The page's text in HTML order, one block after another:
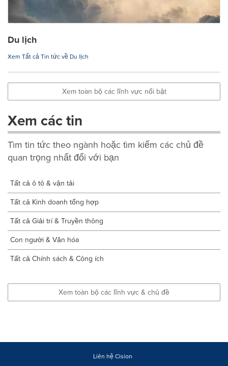
Du lịch
Xem Tất cả Tin tức về Du lịch
Xem toàn bộ các lĩnh vực nổi bật
Xem các tin
Tìm tin tức theo ngành hoặc tìm kiếm các chủ đề
quan trọng nhất đối với bạn
Tất cả ô tô & vận tải
Tất cả Kinh doanh tổng hợp
Tất cả Giải trí & Truyền thông
Con người & Văn hóa
Tất cả Chính sách & Công ích
Xem toàn bộ các lĩnh vực & chủ đề
Liên hệ Cision